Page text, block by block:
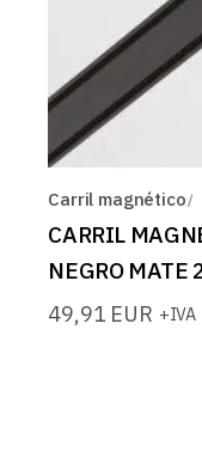
Carril magnético
CARRIL
NEGRO MATE
49,91 EUR +IVA